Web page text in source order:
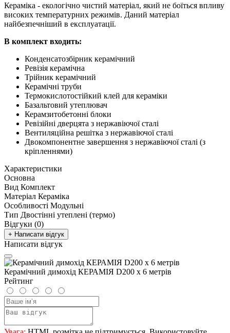
Кераміка - екологічно чистий матеріал, який не боїться впливу
високих температурних режимів. Даний матеріал
найбезпечніший в експлуатації.
В комплект входить:
Конденсатозбірник керамічний
Ревізія керамічна
Трійник керамічний
Керамічні труби
Термокислотостійкий клей для кераміки
Базальтовий утеплювач
Керамзитобетонні блоки
Ревізійні дверцята з нержавіючої сталі
Вентиляційна решітка з нержавіючої сталі
Двокомпонентне завершення з нержавіючої сталі (з
кріпленнями)
Характеристики
Основна
Вид Комплект
Матеріал Кераміка
Особливості Модульні
Тип Двостінні утеплені (термо)
Відгуки (0)
+ Написати відгук
Написати відгук
Керамічний димохід КЕРАМІЯ D200 х 6 метрів
Рейтинг